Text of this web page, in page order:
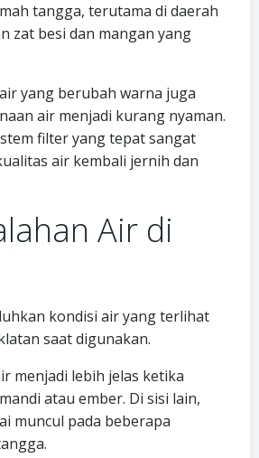
tangga, terutama di daerah
zat besi dan mangan yang
yang berubah warna juga
air menjadi kurang nyaman.
filter yang tepat sangat
air kembali jernih dan
Air di
kondisi air yang terlihat
saat digunakan.
menjadi lebih jelas ketika
atau ember. Di sisi lain,
muncul pada beberapa